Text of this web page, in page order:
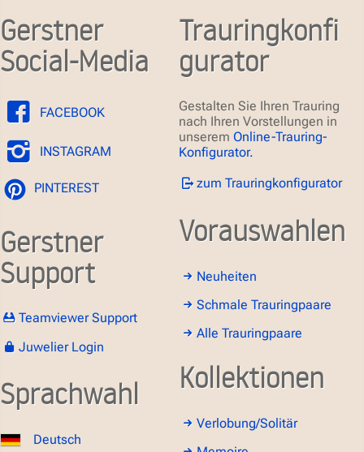
Gerstner
Social-Media
FACEBOOK
INSTAGRAM
PINTEREST
Gerstner
Support
Teamviewer Support
Juwelier Login
Sprachwahl
Deutsch
Trauringkonfi
gurator
Gestalten Sie Ihren Trauring
nach Ihren Vorstellungen in
unserem Online-Trauring-
Konfigurator.
zum Trauringkonfigurator
Vorauswahlen
Neuheiten
Schmale Trauringpaare
Alle Trauringpaare
Kollektionen
Verlobung/Solitär